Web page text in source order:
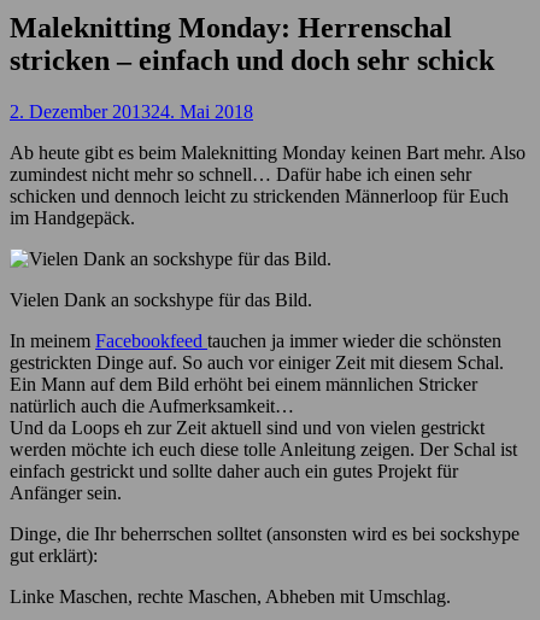
Maleknitting Monday: Herrenschal
stricken – einfach und doch sehr schick
2. Dezember 201324. Mai 2018
Ab heute gibt es beim Maleknitting Monday keinen Bart mehr. Also
zumindest nicht mehr so schnell… Dafür habe ich einen sehr
schicken und dennoch leicht zu strickenden Männerloop für Euch
im Handgepäck.
Vielen Dank an sockshype für das Bild.
In meinem Facebookfeed tauchen ja immer wieder die schönsten
gestrickten Dinge auf. So auch vor einiger Zeit mit diesem Schal.
Ein Mann auf dem Bild erhöht bei einem männlichen Stricker
natürlich auch die Aufmerksamkeit…
Und da Loops eh zur Zeit aktuell sind und von vielen gestrickt
werden möchte ich euch diese tolle Anleitung zeigen. Der Schal ist
einfach gestrickt und sollte daher auch ein gutes Projekt für
Anfänger sein.
Dinge, die Ihr beherrschen solltet (ansonsten wird es bei sockshype
gut erklärt):
Linke Maschen, rechte Maschen, Abheben mit Umschlag.